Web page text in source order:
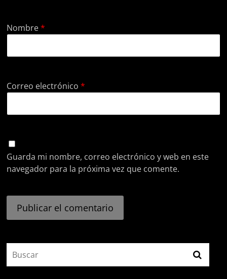
Nombre*
Correo electrónico*
Guarda mi nombre, correo electrónico y web en este
navegador para la próxima vez que comente.